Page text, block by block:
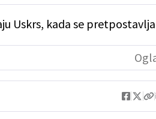
Uskrs, kada se